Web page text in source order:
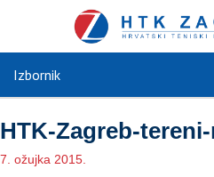
Izbornik
HTK-Zagreb-
7. ožujka 2015.